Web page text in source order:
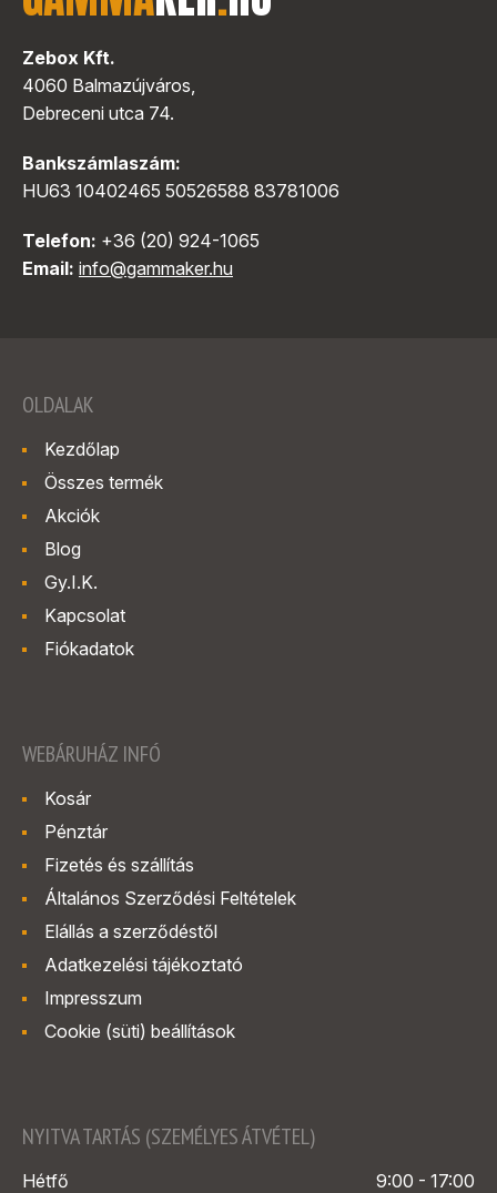
Zebox Kft.
4060 Balmazújváros,
Debreceni utca 74.
Bankszámlaszám:
HU63 10402465 50526588 83781006
Telefon: +36 (20) 924-1065
Email: info@gammaker.hu
OLDALAK
Kezdőlap
Összes termék
Akciók
Blog
Gy.I.K.
Kapcsolat
Fiókadatok
WEBÁRUHÁZ INFÓ
Kosár
Pénztár
Fizetés és szállítás
Általános Szerződési Feltételek
Elállás a szerződéstől
Adatkezelési tájékoztató
Impresszum
Cookie (süti) beállítások
NYITVA TARTÁS (SZEMÉLYES ÁTVÉTEL)
Hétfő 9:00 - 17:00